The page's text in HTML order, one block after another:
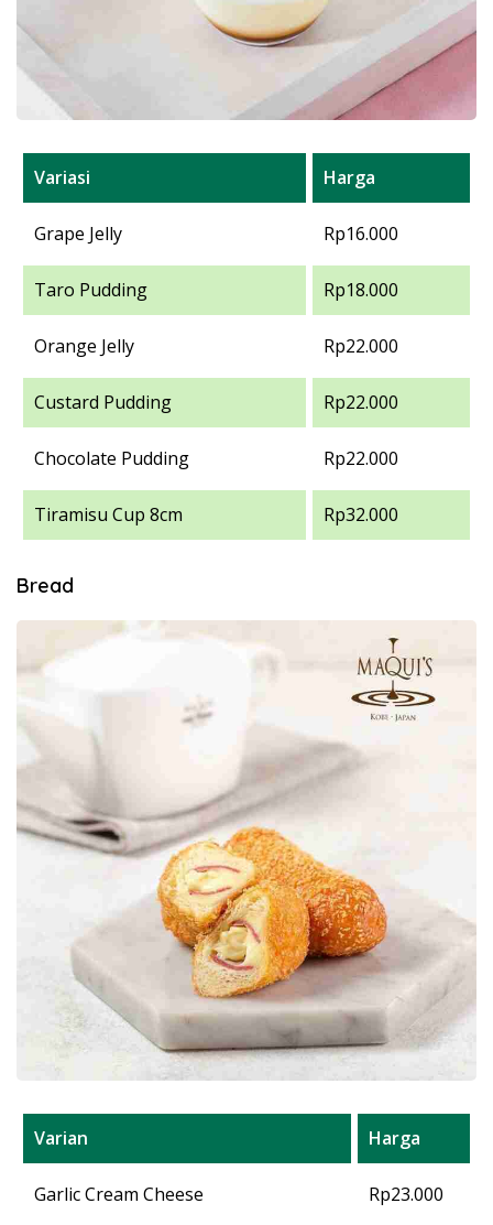
Variasi Harga
Grape Jelly Rp16.000
Taro Pudding Rp18.000
Orange Jelly Rp22.000
Custard Pudding Rp22.000
Chocolate Pudding Rp22.000
Tiramisu Cup 8cm Rp32.000
Bread
Varian Harga
Garlic Cream Cheese Rp23.000